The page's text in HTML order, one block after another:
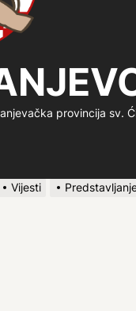
provincija sv.
Vijesti